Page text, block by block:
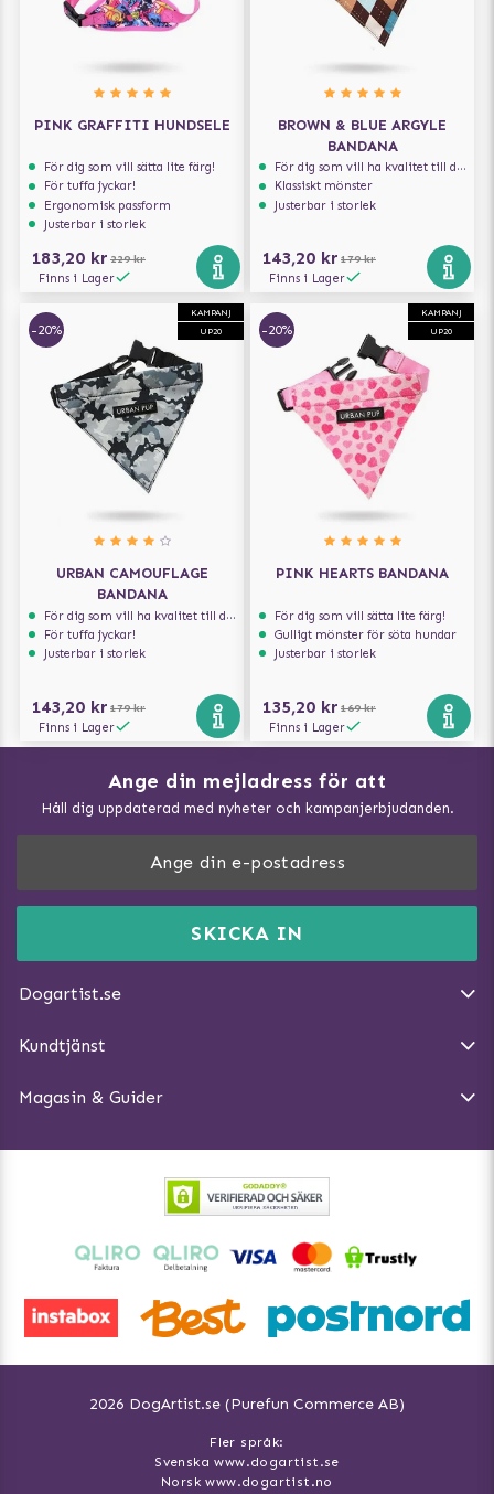
PINK GRAFFITI HUNDSELE
För dig som vill sätta lite färg!
För tuffa jyckar!
Ergonomisk passform
Justerbar i storlek
183,20 kr 229 kr
Finns i Lager
BROWN & BLUE ARGYLE
BANDANA
För dig som vill ha kvalitet till din hund!
Klassiskt mönster
Justerbar i storlek
143,20 kr 179 kr
Finns i Lager
KAMPANJ
UP20
-20%
URBAN CAMOUFLAGE
BANDANA
För dig som vill ha kvalitet till din hund!
För tuffa jyckar!
Justerbar i storlek
143,20 kr 179 kr
Finns i Lager
KAMPANJ
UP20
-20%
PINK HEARTS BANDANA
För dig som vill sätta lite färg!
Gulligt mönster för söta hundar
Justerbar i storlek
135,20 kr 169 kr
Finns i Lager
Ange din mejladress för att
Håll dig uppdaterad med nyheter och kampanjerbjudanden.
SKICKA IN
Dogartist.se
DogArtist.se drivs av:
E-post:info@dogartist.se
Kundtjänst
Ångra Köp
Magasin & Guider
Vad kan hundar äta?
Träna Nose Work hemma
Så gör du promenaden roligare
Hundbäddar
2026 DogArtist.se (Purefun Commerce AB)
Fler språk:
Svenska www.dogartist.se
Norsk www.dogartist.no